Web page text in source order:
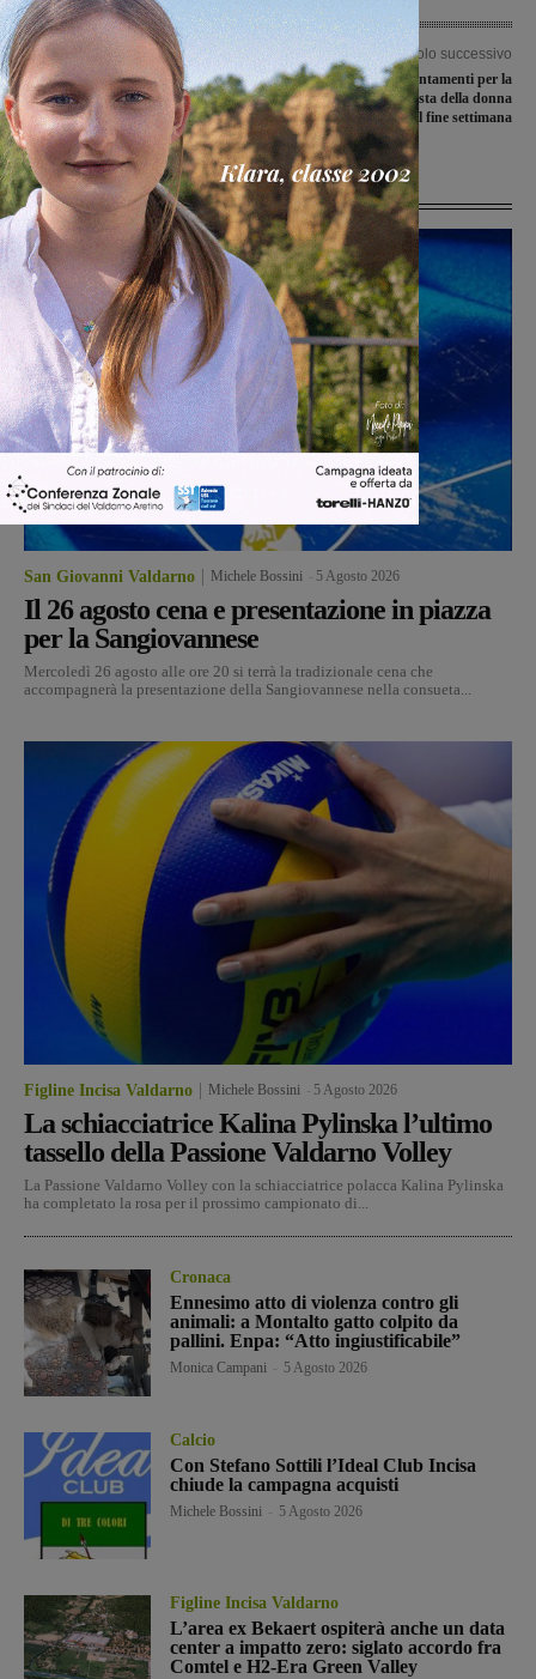
Articolo precedente
I risultati delle valdarnesi di serie D lo
scorso week-end
Articolo successivo
Eventi culturali e appuntamenti per la
ricorrenza della festa della donna
nell’Agenda del fine settimana
Ultime Notizie
San Giovanni Valdarno Michele Bossini 5 Agosto 2026
Il 26 agosto cena e presentazione in piazza
per la Sangiovannese
Mercoledì 26 agosto alle ore 20 si terrà la tradizionale cena che
accompagnerà la presentazione della Sangiovannese nella consueta...
Figline Incisa Valdarno Michele Bossini 5 Agosto 2026
La schiacciatrice Kalina Pylinska l’ultimo
tassello della Passione Valdarno Volley
La Passione Valdarno Volley con la schiacciatrice polacca Kalina Pylinska
ha completato la rosa per il prossimo campionato di...
Cronaca
Ennesimo atto di violenza contro gli
animali: a Montalto gatto colpito da
pallini. Enpa: “Atto ingiustificabile”
Monica Campani 5 Agosto 2026
Calcio
Con Stefano Sottili l’Ideal Club Incisa
chiude la campagna acquisti
Michele Bossini 5 Agosto 2026
Figline Incisa Valdarno
L’area ex Bekaert ospiterà anche un data
center a impatto zero: siglato accordo fra
Comtel e H2-Era Green Valley